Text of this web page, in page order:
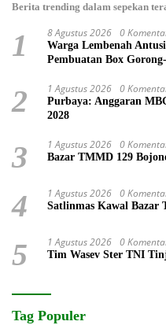
Berita trending dalam sepekan
1 8 Agustus 2026 0
Warga Lembenah
Pembuatan Box
2 1 Agustus 2026 0
Purbaya: Anggaran
2028
3 1 Agustus 2026 0
Bazar TMMD 129
4 1 Agustus 2026 0
Satlinmas Kawal Bazar
5 1 Agustus 2026 0
Tim Wasev Ster TNI
Tag Populer